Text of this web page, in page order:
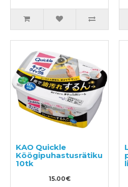
KAO Quickle
Köögipuhastusrätikud
10tk
15.00€